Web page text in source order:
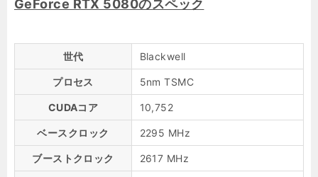
GeForce RTX 5080のスペック
世代 Blackwell
プロセス 5nm TSMC
CUDAコア 10,752
ベースクロック 2295 MHz
ブーストクロック 2617 MHz